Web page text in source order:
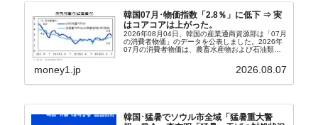
韓国07月･物価指数「2.8％」に低下 ⇒ 実
はコアコアは上がった。
2026年08月04日、韓国の産業通商資源部は「07月
の消費者物価」のデータを公表しました。2026年
07月の消費者物価は、農畜水産物および石油類の
2.8％上昇（06月は3.2％）となり、上昇率は前...
money1.jp 2026.08.07
韓国･猛暑でソウル市全域「猛暑重大警